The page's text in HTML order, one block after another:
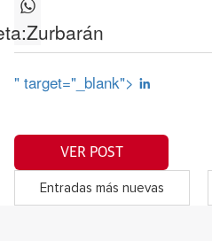
Zurbarán
" target="_blank">
VER POST
Entradas más nuevas